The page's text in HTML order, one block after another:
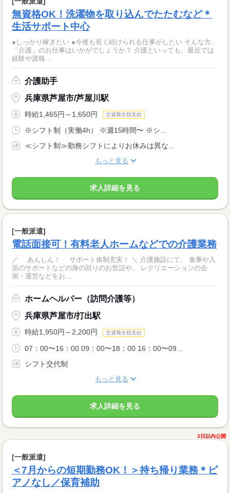
無資格OK！洗濯物を取り込んでたたむなど＊
生活サポート中心
●しっかり稼ぎたい ●今後も長く続けられる仕事がしたい そんな方、
「介護」のお仕事はいかがでしょうか？ 介護といっても、最近では
経験や資格...
介護助手
兵庫県芦屋市/芦屋川駅
時給1,465円～1,650円 交通費全額支給
※シフト制（実働4h） ※週15時間〜 ※シ...
≪シフト制≫勤務シフトによりお休みは異な...
もっと見る
求人詳細を見る
[一般派遣]
電話面接可！有料老人ホームなどでの介護業務
／ あんしん！ サポート体制充実！ ＼ 介護施設にて、 食事や入
浴のサポートなどの身の回りのお世話や、 レクリエーションの企
画・運営などをお...
ホームヘルパー（訪問介護等）
兵庫県芦屋市/打出駅
時給1,950円～2,200円 交通費全額支給
07：00〜16：00 09：00〜18：00 16：00〜09...
シフト交代制
もっと見る
求人詳細を見る
3日以内公開
[一般派遣]
＜7月からの短期勤務OK！＞持ち帰り業務＊ピ
アノなし／保育補助